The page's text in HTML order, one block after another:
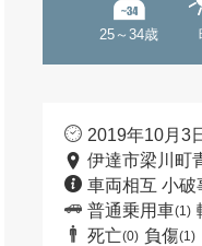
25～34歳
2019年10月3
伊達市梁川町
車両相互 小破
普通乗用車(1)
死亡(0) 負傷(1)